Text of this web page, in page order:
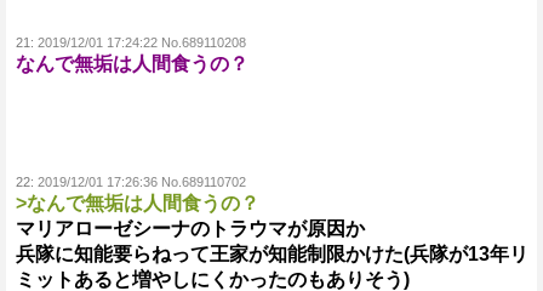
21: 2019/12/01 17:24:22 No.689110208
なんで無垢は人間食うの？
22: 2019/12/01 17:26:36 No.689110702
>なんで無垢は人間食うの？
マリアローゼシーナのトラウマが原因か
兵隊に知能要らねって王家が知能制限かけた(兵隊が13年リ
ミットあると増やしにくかったのもありそう)